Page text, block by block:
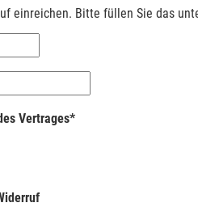
einreichen. Bitte füllen Sie das
Vertrages*